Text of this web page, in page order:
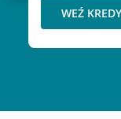
WEŹ